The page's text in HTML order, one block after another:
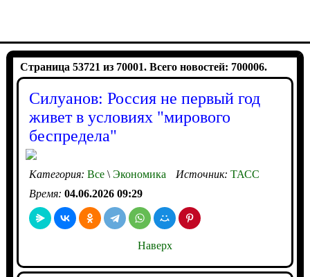
Страница 53721 из 70001. Всего новостей: 700006.
Силуанов: Россия не первый год
живет в условиях "мирового
беспредела"
Категория: Все\Экономика Источник: ТАСС
Время: 04.06.2026 09:29
Наверх